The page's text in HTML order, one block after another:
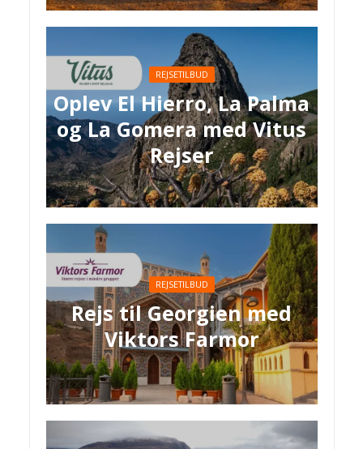
REJSETILBUD
Oplev El Hierro, La Palma
og La Gomera med Vitus
Rejser
REJSETILBUD
Rejs til Georgien med
Viktors Farmor